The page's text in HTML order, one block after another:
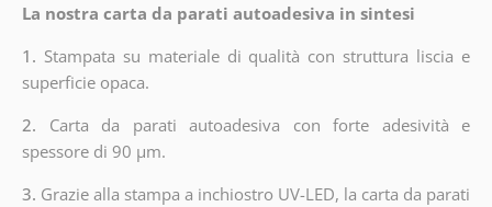
La nostra carta da parati autoadesiva in sintesi
1. Stampata su materiale di qualità con struttura liscia e
superficie opaca.
2. Carta da parati autoadesiva con forte adesività e
spessore di 90 µm.
3. Grazie alla stampa a inchiostro UV-LED, la carta da parati